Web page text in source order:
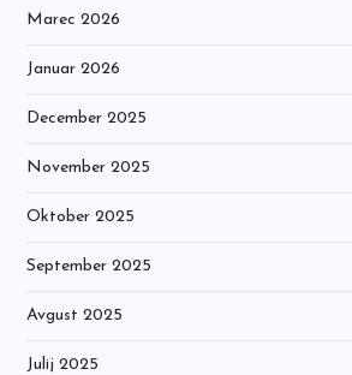
Marec 2026
Januar 2026
December 2025
November 2025
Oktober 2025
September 2025
Avgust 2025
Julij 2025